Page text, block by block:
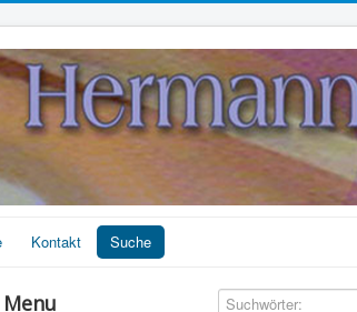
Kontakt Suche
Suchwörter: